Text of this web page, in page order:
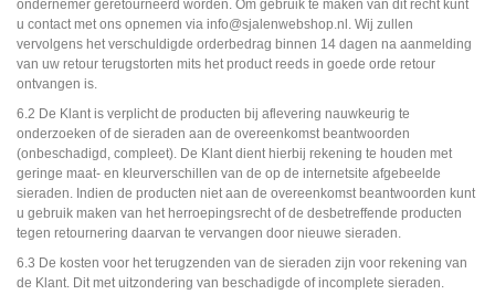
ondernemer geretourneerd worden. Om gebruik te maken van dit recht kunt
u contact met ons opnemen via info@sjalenwebshop.nl. Wij zullen
vervolgens het verschuldigde orderbedrag binnen 14 dagen na aanmelding
van uw retour terugstorten mits het product reeds in goede orde retour
ontvangen is.
6.2 De Klant is verplicht de producten bij aflevering nauwkeurig te
onderzoeken of de sieraden aan de overeenkomst beantwoorden
(onbeschadigd, compleet). De Klant dient hierbij rekening te houden met
geringe maat- en kleurverschillen van de op de internetsite afgebeelde
sieraden. Indien de producten niet aan de overeenkomst beantwoorden kunt
u gebruik maken van het herroepingsrecht of de desbetreffende producten
tegen retournering daarvan te vervangen door nieuwe sieraden.
6.3 De kosten voor het terugzenden van de sieraden zijn voor rekening van
de Klant. Dit met uitzondering van beschadigde of incomplete sieraden.